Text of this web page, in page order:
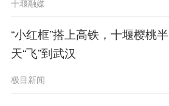
十堰融媒
“小红框”搭上高铁，十堰樱桃半
天“飞”到武汉
极目新闻